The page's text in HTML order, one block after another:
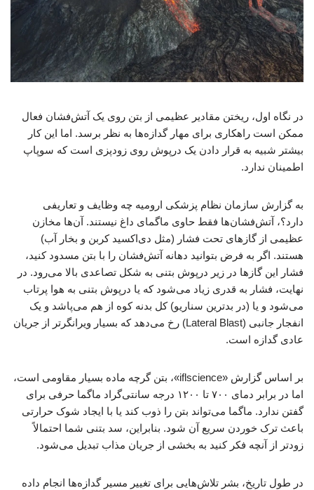
در نگاه اول، ریختن مقادیر عظیمی از بتن روی یک آتش‌فشان فعال
ممکن است راهکاری برای مهار گدازه‌ها به نظر برسد. اما این کار
بیشتر شبیه به قرار دادن یک درپوش روی زودپزی است که سوپاپ
اطمینان ندارد.
به گزارش سازمان نظام پزشکی ارومیه چه وظایف و تعاریفی
دارد؟، آتش‌فشان‌ها فقط حاوی ماگمای داغ نیستند. آن‌ها مخازن
عظیمی از گازهای تحت فشار (مثل دی‌اکسید کربن و بخار آب)
هستند. اگر به فرض بتوانید دهانه آتش‌فشان را با بتن مسدود کنید،
فشار این گازها در زیر درپوش بتنی به شکل تصاعدی بالا می‌رود. در
نهایت، فشار به قدری زیاد می‌شود که یا درپوش بتنی به هوا پرتاب
می‌شود و یا (در بدترین سناریو) کل بدنه کوه از هم می‌پاشد و یک
انفجار جانبی (Lateral Blast) رخ می‌دهد که بسیار ویرانگرتر از جریان
عادی گدازه است.
بر اساس گزارش «iflscience»، بتن گرچه ماده بسیار مقاومی است،
اما در برابر دمای ۷۰۰ تا ۱۲۰۰ درجه سانتی‌گراد ماگما حرفی برای
گفتن ندارد. ماگما می‌تواند بتن را ذوب کند یا با ایجاد شوک حرارتی
باعث ترک خوردن سریع آن شود. بنابراین، سد بتنی شما احتمالاً
زودتر از آنچه فکر کنید به بخشی از جریان مذاب تبدیل می‌شود.
در طول تاریخ، بشر تلاش‌هایی برای تغییر مسیر گدازه‌ها انجام داده